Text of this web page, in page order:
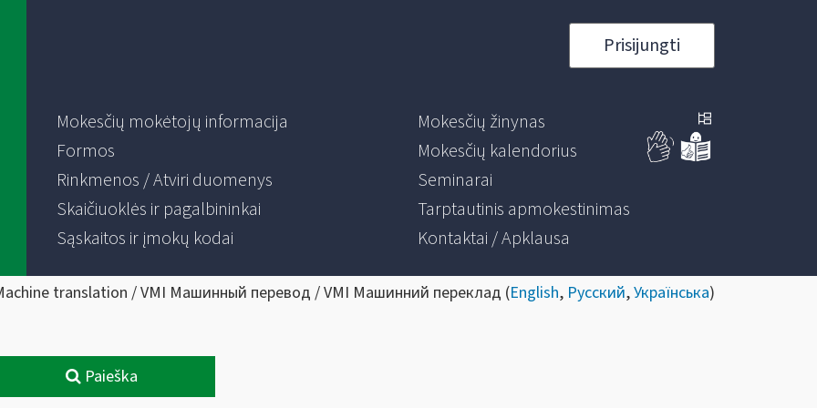
Prisijungti
Mokesčių mokėtojų informacija
Formos
Rinkmenos / Atviri duomenys
Skaičiuoklės ir pagalbininkai
Sąskaitos ir įmokų kodai
Mokesčių žinynas
Mokesčių kalendorius
Seminarai
Tarptautinis apmokestinimas
Kontaktai / Apklausa
translation / VMI Машинный перевод / VMI Машинний переклад (English, Русский,Українська)
Paieška